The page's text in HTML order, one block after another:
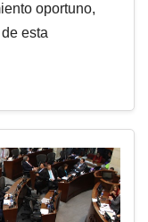
oportuno,
esta